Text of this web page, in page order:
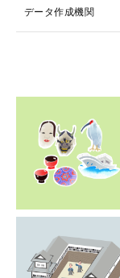
データ作成機関